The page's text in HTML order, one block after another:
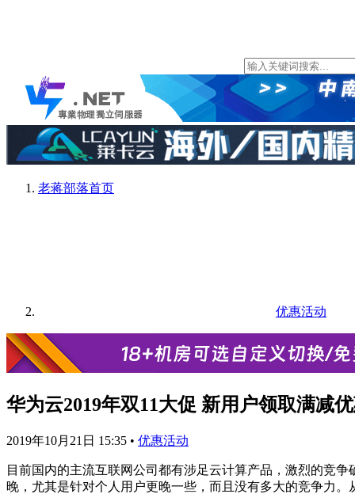
老蒋部落首页
优惠活动
华为云2019年双11大促 新用户领取满减
2019年10月21日 15:35 • 优惠活动
目前国内的主流互联网公司都有涉足云计算产品，激烈的竞
晚，尤其是针对个人用户更晚一些，而且没有多大的竞争力